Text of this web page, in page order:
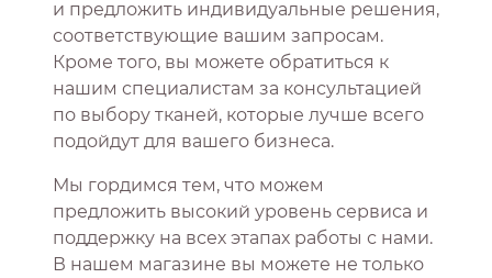
и предложить индивидуальные решения,
соответствующие вашим запросам.
Кроме того, вы можете обратиться к
нашим специалистам за консультацией
по выбору тканей, которые лучше всего
подойдут для вашего бизнеса.
Мы гордимся тем, что можем
предложить высокий уровень сервиса и
поддержку на всех этапах работы с нами.
В нашем магазине вы можете не только